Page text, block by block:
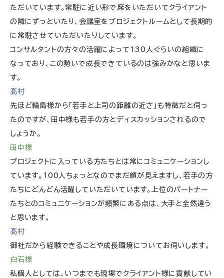
ただいています。常駐に近い形で席をいただいてクライアント
の隣にずっといたり、会議室をプロジェクトルームとして長期的
に常駐させていただいたりしています。
コンサルタントの方々の活躍によって130人ぐらいの組織に
なっており、この勢いで成長できているのは強みかなと思いま
す。
髙村
先ほど輪島様から「若手と上司の距離の近さ」も特徴だと伺っ
たのですが、田中様も若手の方とディスカッションされるので
しょうか。
田中様
プロジェクトに入っている方たちとは常にコミュニケーションし
ています。100人ちょっとなのでまだ顔が見えますし、若手の方
たちにどんどん活躍していただいています。上位のパートナー
たちとのコミュニケーションが頻繁にある点は、大手と全然違う
と思います。
髙村
御社だから経験できることや成長環境についてお伺いします。
白石様
私個人としては、いつまでも現場でクライアント様に貢献してい